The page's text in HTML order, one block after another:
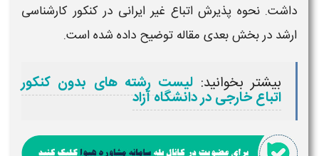
داشت. نحوه پذیرشاتباع غیر ایرانی در کنکور کارشناسی
ارشد در بخش بعدی مقاله توضیح داده شده است.
بیشتر بخوانید: لیست رشته های بدون کنکور
اتباع خارجی در دانشگاه آزاد